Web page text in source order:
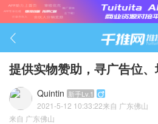

提供实物赞助，寻广告位
Quintin 新手Lv.1 
2021-5-12 10:33:22来自 广东佛山
 2291
来自 广东佛山